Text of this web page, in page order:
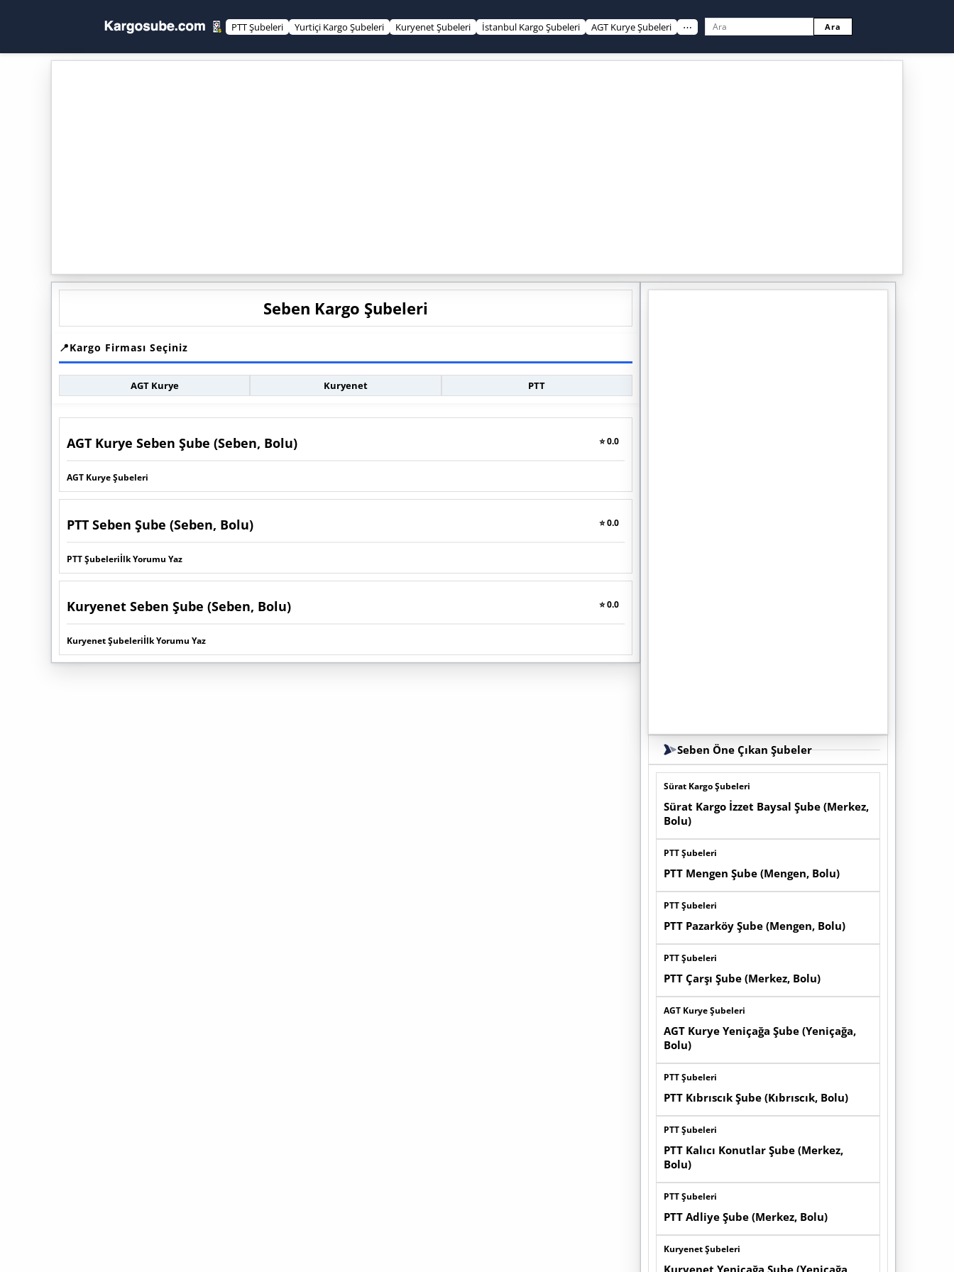
PTT Şubeleri Yurtiçi Kargo Şubeleri Kuryenet Şubeleri İstanbul Kargo Şubeleri AGT Kurye Şubeleri ⋯ Ara
Seben Kargo Şubeleri
Kargo Firması Seçiniz
AGT Kurye Kuryenet PTT
AGT Kurye Seben Şube (Seben, Bolu) ⭐ 0.0
AGT Kurye Şubeleri
PTT Seben Şube (Seben, Bolu) ⭐ 0.0
PTT Şubeleriİlk Yorumu Yaz
Kuryenet Seben Şube (Seben, Bolu) ⭐ 0.0
Kuryenet Şubeleriİlk Yorumu Yaz
Seben Öne Çıkan Şubeler
Sürat Kargo Şubeleri
Sürat Kargo İzzet Baysal Şube (Merkez,
Bolu)
PTT Şubeleri
PTT Mengen Şube (Mengen, Bolu)
PTT Şubeleri
PTT Pazarköy Şube (Mengen, Bolu)
PTT Şubeleri
PTT Çarşı Şube (Merkez, Bolu)
AGT Kurye Şubeleri
AGT Kurye Yeniçağa Şube (Yeniçağa,
Bolu)
PTT Şubeleri
PTT Kıbrıscık Şube (Kıbrıscık, Bolu)
PTT Şubeleri
PTT Kalıcı Konutlar Şube (Merkez,
Bolu)
PTT Şubeleri
PTT Adliye Şube (Merkez, Bolu)
Kuryenet Şubeleri
Kuryenet Yeniçağa Şube (Yeniçağa,